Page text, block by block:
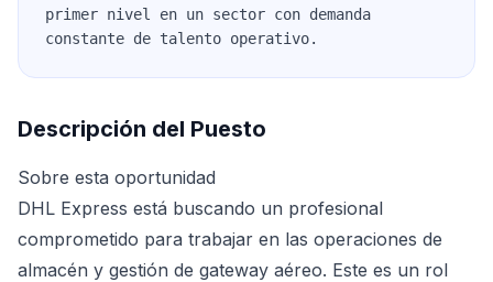
primer nivel en un sector con demanda
constante de talento operativo.
Descripción del Puesto
Sobre esta oportunidad
DHL Express está buscando un profesional
comprometido para trabajar en las operaciones de
almacén y gestión de gateway aéreo. Este es un rol